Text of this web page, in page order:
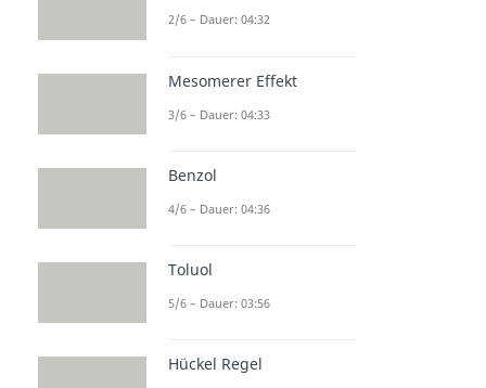
2/6 – Dauer: 04:32
Mesomerer Effekt
3/6 – Dauer: 04:33
Benzol
4/6 – Dauer: 04:36
Toluol
5/6 – Dauer: 03:56
Hückel Regel